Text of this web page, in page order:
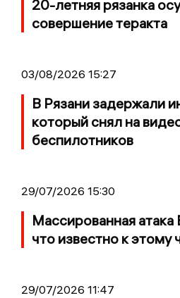
20-летняя рязанка
совершение теракта
03/08/2026 15:27
В Рязани задержали
который снял на
беспилотников
29/07/2026 15:30
Массированная
что известно к этому
29/07/2026 11:47